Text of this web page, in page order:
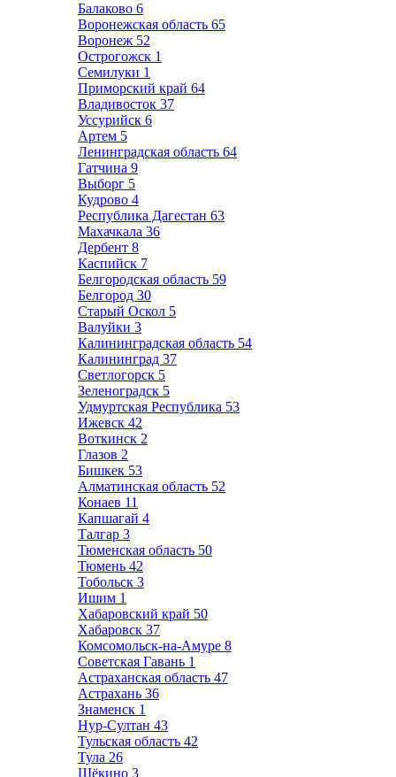
Балаково 6
Воронежская область 65
Воронеж 52
Острогожск 1
Семилуки 1
Приморский край 64
Владивосток 37
Уссурийск 6
Артем 5
Ленинградская область 64
Гатчина 9
Выборг 5
Кудрово 4
Республика Дагестан 63
Махачкала 36
Дербент 8
Каспийск 7
Белгородская область 59
Белгород 30
Старый Оскол 5
Валуйки 3
Калининградская область 54
Калининград 37
Светлогорск 5
Зеленоградск 5
Удмуртская Республика 53
Ижевск 42
Воткинск 2
Глазов 2
Бишкек 53
Алматинская область 52
Конаев 11
Капшагай 4
Талгар 3
Тюменская область 50
Тюмень 42
Тобольск 3
Ишим 1
Хабаровский край 50
Хабаровск 37
Комсомольск-на-Амуре 8
Советская Гавань 1
Астраханская область 47
Астрахань 36
Знаменск 1
Нур-Султан 43
Тульская область 42
Тула 26
Щёкино 3